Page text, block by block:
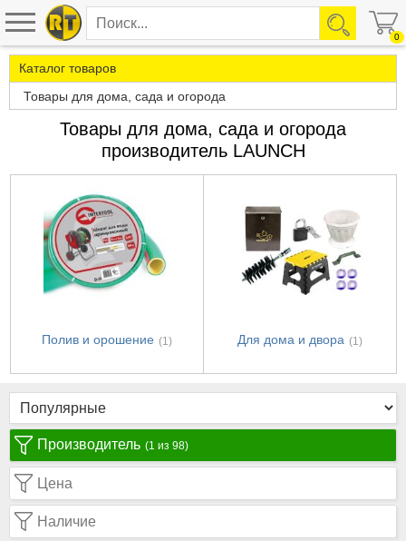
0
Каталог товаров
Товары для дома, сада и огорода
Товары для дома, сада и огорода
производитель LAUNCH
Полив и орошение (1) Для дома и двора (1)
Производитель (1 из 98)
Цена
Наличие